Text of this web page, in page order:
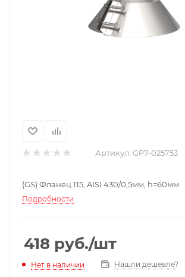
Артикул: GP7-025753
(GS) Фланец 115, AISI 430/0,5мм, h=60мм
Подробности
418 руб./шт
Нет в наличии Нашли дешевле?